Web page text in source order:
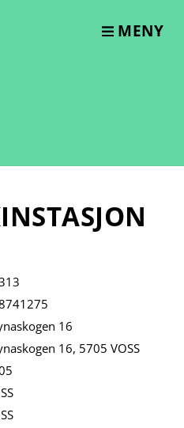
MENY
16
16, 5705 VOSS